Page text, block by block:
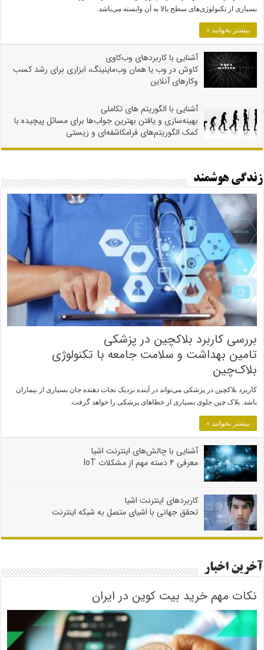
بسیاری از تکنولوژی‌های سطح بالا به آن وابسته می‌باشد.
بیشتر بخوانید »
آشنایی با کاربردهای وب‌کاوی
کاوش در وب یا همان وب‌ماینینگ، ابزاری برای رشد کسب
وکارهای آنلاین
آشنایی با الگوریتم های تکاملی
بهینه‌سازی و یافتن بهترین جواب‌ها برای مسائل پیچیده با
کمک الگوریتم‌های فرامکاشفه‌ای و زیستی
زندگی هوشمند
بررسی کاربرد بلاکچین در پزشکی
تامین بهداشت و سلامت جامعه با تکنولوژی
بلاک‌چین
کاربرد بلاکچین در پزشکی می‌تواند در آینده نزدیک نجات دهنده جان بسیاری از بیماران
باشد. بلاک چین جلوی بسیاری از خطاهای پزشکی را خواهد گرفت.
بیشتر بخوانید »
آشنایی با چالش‌های اینترنت اشیا
معرفی ۴ دسته مهم از مشکلات IoT
کاربردهای اینترنت اشیا
تحقق جهانی با اشیای متصل به شبکه اینترنت
آخرین اخبار
نکات مهم خرید بیت کوین در ایران